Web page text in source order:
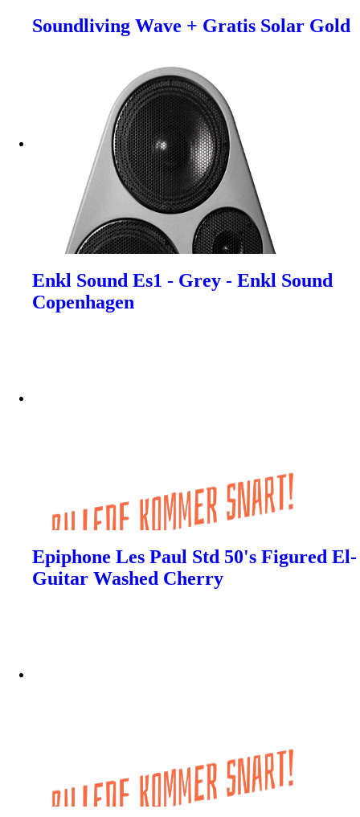
Soundliving Wave + Gratis Solar Gold
Enkl Sound Es1 - Grey - Enkl Sound
Copenhagen
Epiphone Les Paul Std 50's Figured El-
Guitar Washed Cherry